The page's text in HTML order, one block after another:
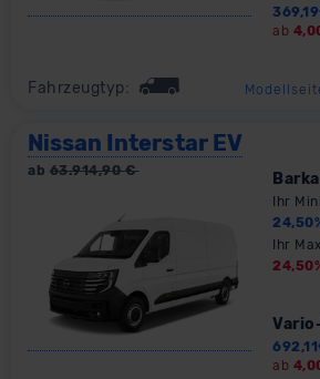
369,19
ab
Fahrzeugtyp:
Nissan Interstar EV
ab 63.914,90€
Ihr
24,50
Ihr
24,50
692,11
ab